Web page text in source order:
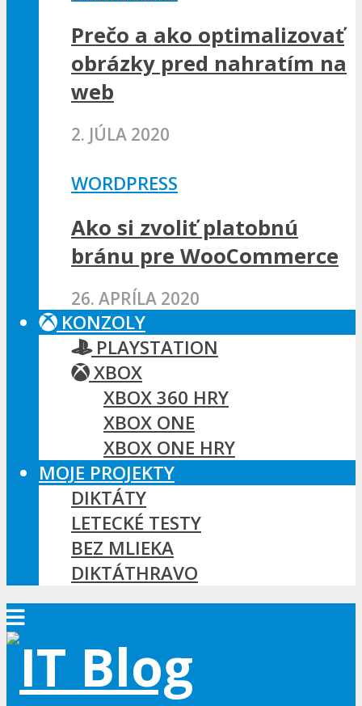
Prečo a ako optimalizovať
obrázky pred nahratím na
web
2. JÚLA 2020
WORDPRESS
Ako si zvoliť platobnú
bránu pre WooCommerce
26. APRÍLA 2020
KONZOLY
PLAYSTATION
XBOX
XBOX 360 HRY
XBOX ONE
XBOX ONE HRY
MOJE PROJEKTY
DIKTÁTY
LETECKÉ TESTY
BEZ MLIEKA
DIKTÁTHRAVO